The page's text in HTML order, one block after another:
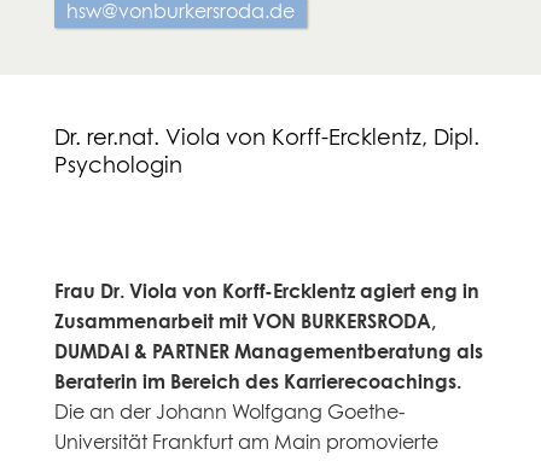
hsw@vonburkersroda.de
Dr. rer.nat. Viola von Korff-Ercklentz, Dipl.
Psychologin
Frau Dr. Viola von Korff-Ercklentz agiert eng in
Zusammenarbeit mit VON BURKERSRODA,
DUMDAI & PARTNER Managementberatung als
Beraterin im Bereich des Karrierecoachings.
Die an der Johann Wolfgang Goethe-
Universität Frankfurt am Main promovierte